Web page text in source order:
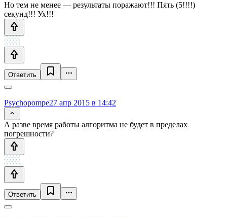
Но тем не менее — результаты поражают!!! Пять (5!!!!)
секунд!!! Ух!!!
Ответить
Psychopompe27 апр 2015 в 14:42
А разве время работы алгоритма не будет в пределах
погрешности?
Ответить